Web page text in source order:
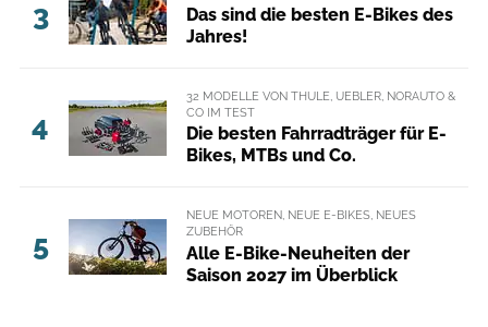
3
Das sind die besten E-Bikes des
Jahres!
4
32 MODELLE VON THULE, UEBLER, NORAUTO &
CO IM TEST
Die besten Fahrradträger für E-
Bikes, MTBs und Co.
5
NEUE MOTOREN, NEUE E-BIKES, NEUES
ZUBEHÖR
Alle E-Bike-Neuheiten der
Saison 2027 im Überblick